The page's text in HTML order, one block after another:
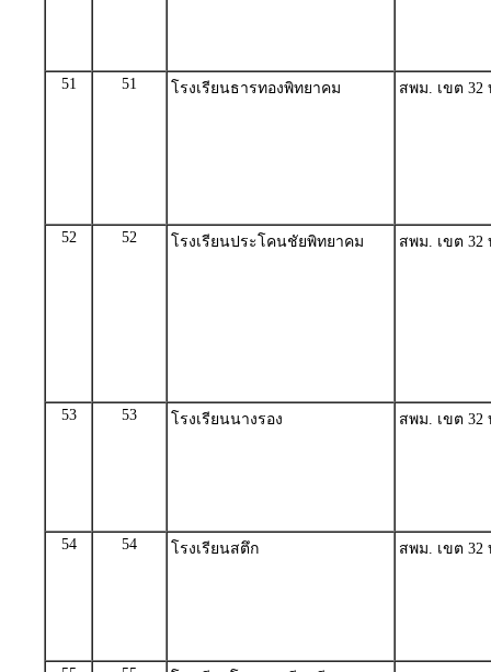
51 51 โรงเรียนธารทองพิทยาคม สพม. เขต 32
52 52 โรงเรียนประโคนชัยพิทยาคม สพม. เขต 32
53 53 โรงเรียนนางรอง สพม. เขต 32
54 54 โรงเรียนสตึก สพม. เขต 32